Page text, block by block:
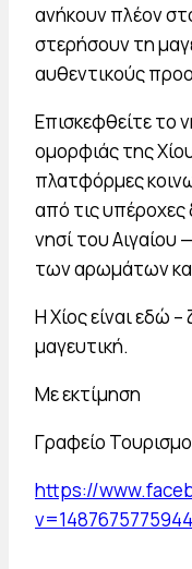
ανήκουν πλέον
στερήσουν τη
αυθεντικούς
Επισκεφθείτε το
ομορφιάς της
πλατφόρμες
από τις
νησί του Αιγαίου
των αρωμάτων
Η Χίος είναι εδώ
μαγευτική.
Με εκτίμηση
Γραφείο
https://